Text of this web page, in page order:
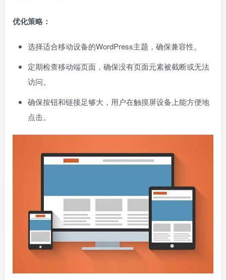
优化策略：
选择适合移动设备的WordPress主题，确保兼容性。
定期检查移动端页面，确保没有页面元素被截断或无法
访问。
确保按钮和链接足够大，用户在触摸屏设备上能方便地
点击。